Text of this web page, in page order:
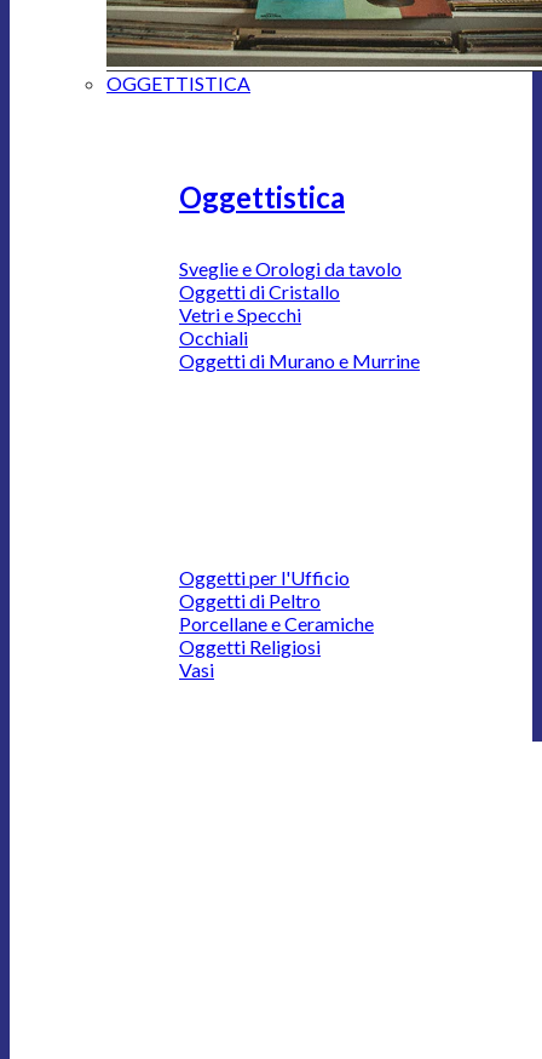
OGGETTISTICA
Oggettistica
Sveglie e Orologi da tavolo
Oggetti di Cristallo
Vetri e Specchi
Occhiali
Oggetti di Murano e Murrine
Oggetti per l'Ufficio
Oggetti di Peltro
Porcellane e Ceramiche
Oggetti Religiosi
Vasi